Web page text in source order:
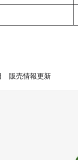
販売情報更新